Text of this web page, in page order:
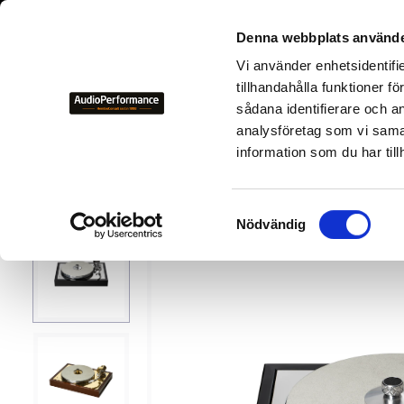
Denna webbplats
Vi använder
tillhandahålla funktioner
sådana identifierare och
analysföretag som vi
information som du har
a
Nödvändig
BEGAGNAD HIFI
Tillverkare P Pro-Ject